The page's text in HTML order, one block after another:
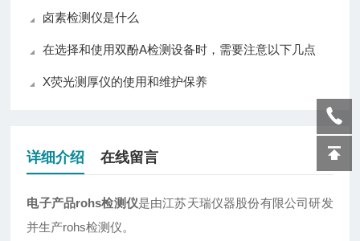
卤素检测仪是什么
在选择和使用双酚A检测设备时，需要注意以下几点
X荧光测厚仪的使用和维护保养
详细介绍 在线留言
电子产品rohs检测仪是由江苏天瑞仪器股份有限公司研发
并生产rohs检测仪。